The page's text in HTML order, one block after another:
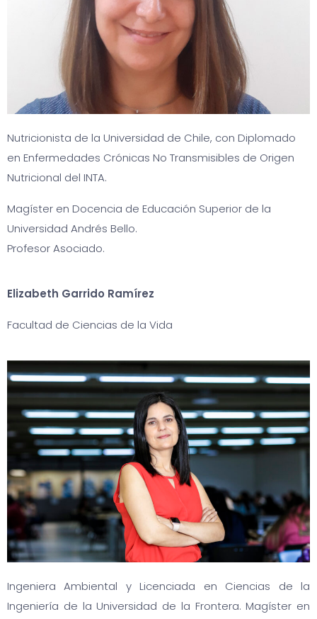
Nutricionista de la Universidad de Chile, con Diplomado
en Enfermedades Crónicas No Transmisibles de Origen
Nutricional del INTA.
Magíster en Docencia de Educación Superior de la
Universidad Andrés Bello.
Profesor Asociado.
Elizabeth Garrido Ramírez
Facultad de Ciencias de la Vida
Ingeniera Ambiental y Licenciada en Ciencias de la
Ingeniería de la Universidad de la Frontera. Magíster en